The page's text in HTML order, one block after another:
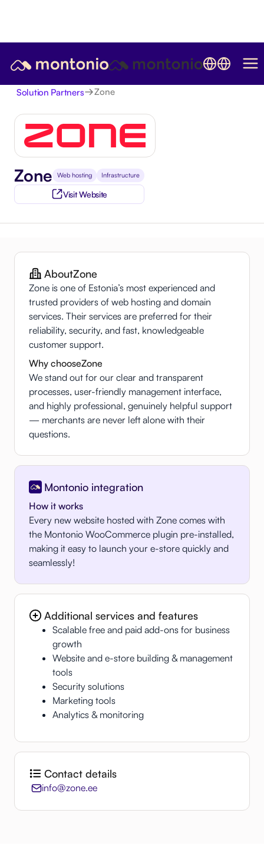
Solution Partners Zone
Zone Web hosting Infrastructure
Visit Website
AboutZone
Zone is one of Estonia’s most experienced and
trusted providers of web hosting and domain
services. Their services are preferred for their
reliability, security, and fast, knowledgeable
customer support.
Why chooseZone
We stand out for our clear and transparent
processes, user-friendly management interface,
and highly professional, genuinely helpful support
— merchants are never left alone with their
questions.
Montonio integration
How it works
Every new website hosted with Zone comes with
the Montonio WooCommerce plugin pre-installed,
making it easy to launch your e-store quickly and
seamlessly!
Additional services and features
Scalable free and paid add-ons for business
growth
Website and e-store building & management
tools
Security solutions
Marketing tools
Analytics & monitoring
Contact details
info@zone.ee